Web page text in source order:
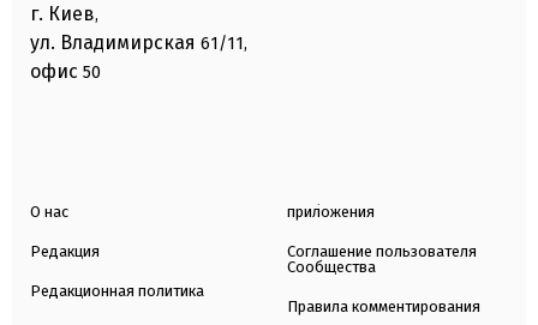
г. Киев,
ул. Владимирская 61/11,
офис 50
О нас
Редакция
Редакционная политика
приложения
Соглашение пользователя
Сообщества
Правила комментирования